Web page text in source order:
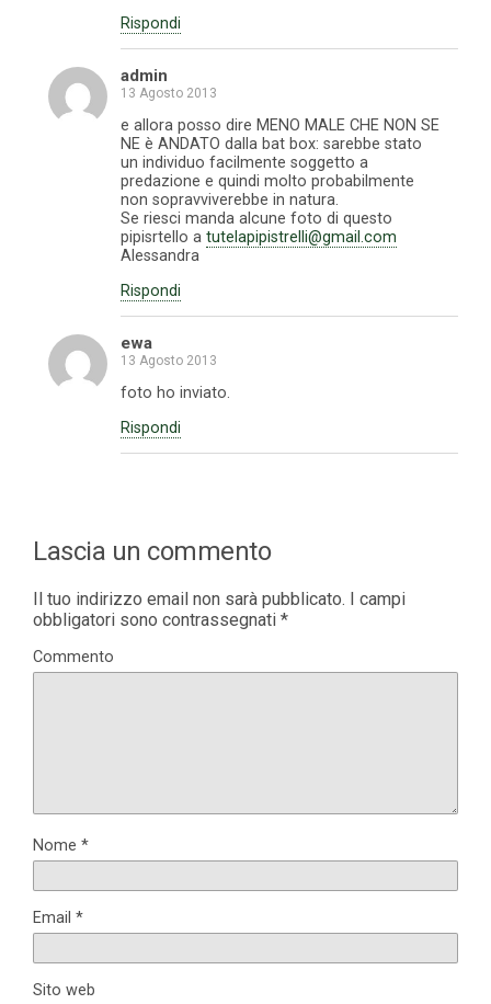
Rispondi
admin
13 Agosto 2013
e allora posso dire MENO MALE CHE NON SE
NE è ANDATO dalla bat box: sarebbe stato
un individuo facilmente soggetto a
predazione e quindi molto probabilmente
non sopravviverebbe in natura.
Se riesci manda alcune foto di questo
pipisrtello a tutelapipistrelli@gmail.com
Alessandra
Rispondi
ewa
13 Agosto 2013
foto ho inviato.
Rispondi
Lascia un commento
Il tuo indirizzo email non sarà pubblicato. I campi
obbligatori sono contrassegnati *
Commento
Nome *
Email *
Sito web